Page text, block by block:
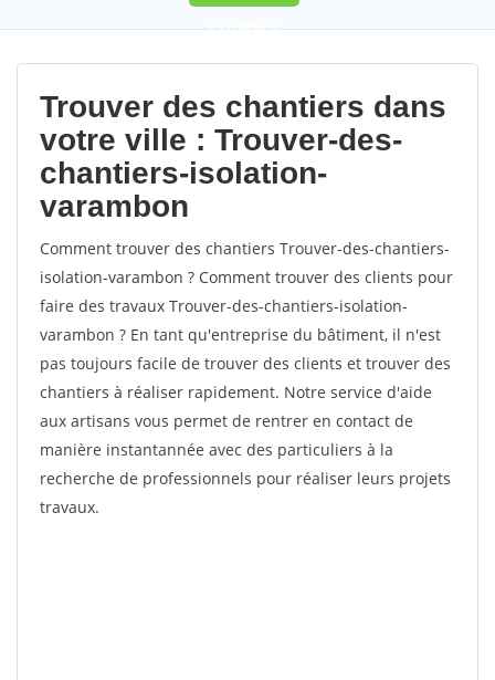
9,5(100%)92
votes
Trouver des chantiers dans
votre ville : Trouver-des-
chantiers-isolation-
varambon
Comment trouver des chantiers Trouver-des-chantiers-
isolation-varambon ? Comment trouver des clients pour
faire des travaux Trouver-des-chantiers-isolation-
varambon ? En tant qu'entreprise du bâtiment, il n'est
pas toujours facile de trouver des clients et trouver des
chantiers à réaliser rapidement. Notre service d'aide
aux artisans vous permet de rentrer en contact de
manière instantannée avec des particuliers à la
recherche de professionnels pour réaliser leurs projets
travaux.